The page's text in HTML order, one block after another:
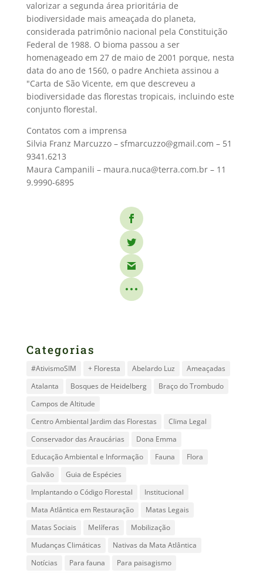
valorizar a segunda área prioritária de
biodiversidade mais ameaçada do planeta,
considerada patrimônio nacional pela Constituição
Federal de 1988. O bioma passou a ser
homenageado em 27 de maio de 2001 porque, nesta
data do ano de 1560, o padre Anchieta assinou a
"Carta de São Vicente, em que descreveu a
biodiversidade das florestas tropicais, incluindo este
conjunto florestal.
Contatos com a imprensa
Silvia Franz Marcuzzo – sfmarcuzzo@gmail.com – 51 
9341.6213
Maura Campanili – maura.nuca@terra.com.br – 11 
9.9990-6895
Categorias
#AtivismoSIM + Floresta Abelardo Luz
Ameaçadas
Atalanta
Bosques de Heidelberg
Braço do Trombudo
Campos de Altitude
Centro Ambiental Jardim das Florestas
Clima Legal
Conservador das Araucárias
Dona Emma
Educação Ambiental e Informação
Fauna
Flora
Galvão
Guia de Espécies
Implantando o Código Florestal
Institucional
Mata Atlântica em Restauração
Matas Legais
Matas Sociais
Melíferas
Mobilização
Mudanças Climáticas
Nativas da Mata Atlântica
Notícias
Para fauna
Para paisagismo